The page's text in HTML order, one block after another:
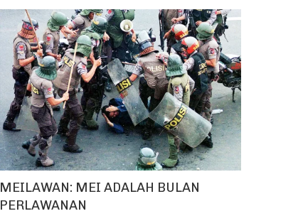
MEILAWAN: MEI ADALAH BULAN
PERLAWANAN